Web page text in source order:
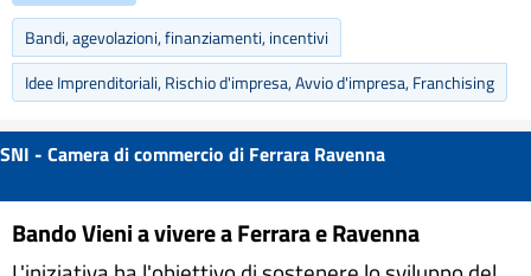
Bandi, agevolazioni, finanziamenti, incentivi
Idee Imprenditoriali, Rischio d'impresa, Avvio d'impresa, Franchising
SNI - Camera di commercio di Ferrara Ravenna
Bando Vieni a vivere a Ferrara e Ravenna